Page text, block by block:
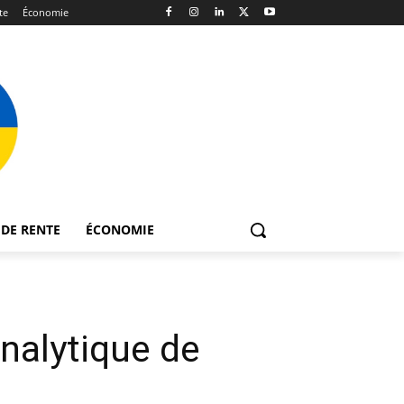
Économie
RENTE ÉCONOMIE
de